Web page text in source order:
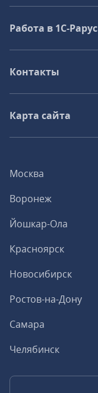
Москва
Воронеж
Йошкар-Ола
Красноярск
Новосибирск
Ростов-на-Дону
Самара
Челябинск
Работа в 1С‑Рарус
Контакты
Карта сайта